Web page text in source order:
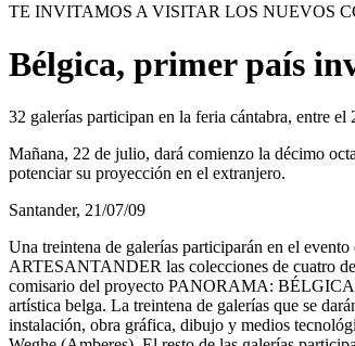
TE INVITAMOS A VISITAR LOS NUEVOS
Bélgica, primer país
32 galerías participan en la feria cántabra, entre
Mañana, 22 de julio, dará comienzo la décimo
potenciar su proyección en el extranjero.
Santander, 21/07/09
Una treintena de galerías participarán en el
ARTESANTANDER las colecciones de cuatro
comisario del proyecto PANORAMA:
artística belga. La treintena de galerías que se
instalación, obra gráfica, dibujo y medios